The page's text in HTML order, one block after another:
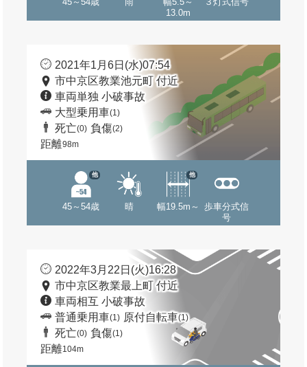
13.0m
2021年1月6日(水)07:54
市中京区教業池元町 付近
車両単独 小破事故
大型乗用車(1)
死亡(0) 負傷(2)
距離98m
45～54歳
他
晴 幅19.5m～
他
歩車分式信
号
2022年3月22日(火)16:28
市中京区教業最上町 付近
車両相互 小破事故
普通乗用車(1) 原付自転車(1)
死亡(0) 負傷(1)
距離104m